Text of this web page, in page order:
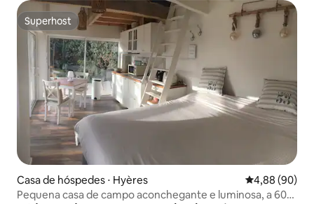
Superhost
Superhost
Casa de hóspedes ⋅ Hyères 4,88 de uma
4,88 (90)
Pequena casa de campo aconchegante e luminosa, a 600